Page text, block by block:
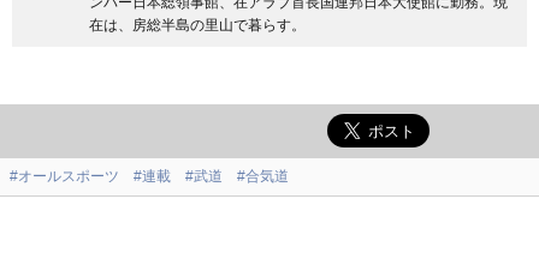
在は、房総半島の里山で暮らす。
#オールスポーツ #連載 #武道 #合気道